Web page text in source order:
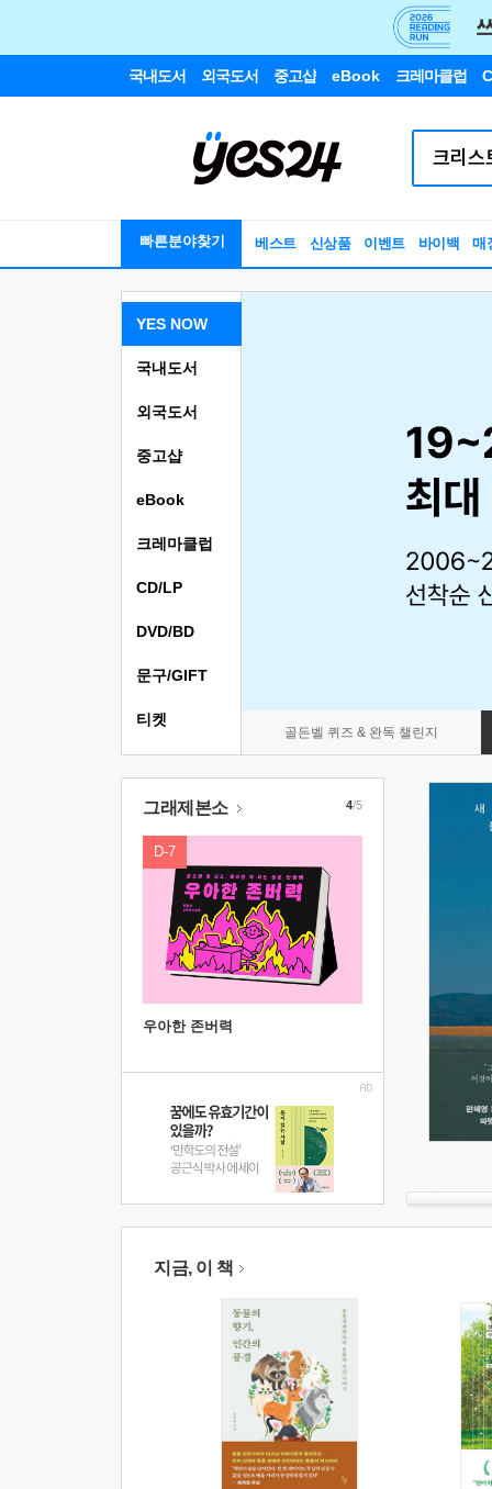
국내도서 외국도서 중고샵 eBook 크레마클럽
빠른분야찾기 베스트 신상품 이벤트 바이백 매
YES NOW
골든벨 퀴즈 & 완독 챌린지
국내도서
외국도서
중고샵
eBook
크레마클럽
CD/LP
DVD/BD
문구/GIFT
티켓
그래제본소
D-7
우아한 존버력
4/5
지금, 이 책